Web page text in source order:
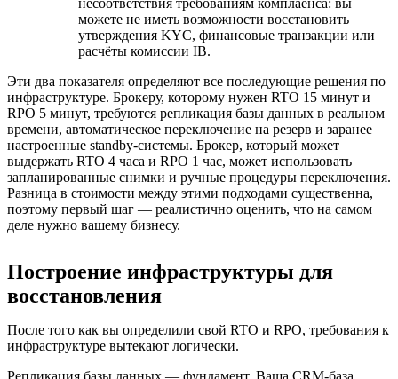
можете не иметь возможности восстановить
утверждения KYC, финансовые транзакции или
расчёты комиссии IB.
Эти два показателя определяют все последующие решения по
инфраструктуре. Брокеру, которому нужен RTO 15 минут и
RPO 5 минут, требуются репликация базы данных в реальном
времени, автоматическое переключение на резерв и заранее
настроенные standby-системы. Брокер, который может
выдержать RTO 4 часа и RPO 1 час, может использовать
запланированные снимки и ручные процедуры переключения.
Разница в стоимости между этими подходами существенна,
поэтому первый шаг — реалистично оценить, что на самом
деле нужно вашему бизнесу.
Построение инфраструктуры для
восстановления
После того как вы определили свой RTO и RPO, требования к
инфраструктуре вытекают логически.
Репликация базы данных — фундамент. Ваша CRM-база